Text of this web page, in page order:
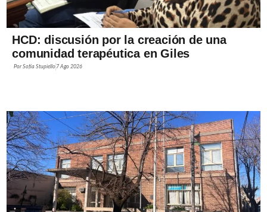
HCD: discusión por la creación de una
comunidad terapéutica en Giles
PorSofía Stupiello 7 Ago 2026